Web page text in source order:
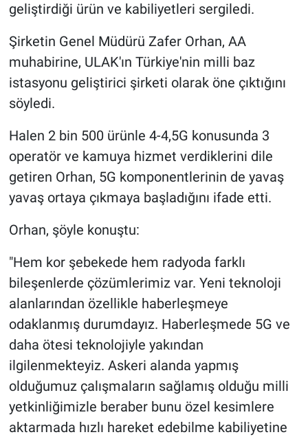
geliştirdiği ürün ve kabiliyetleri sergiledi.
Şirketin Genel Müdürü Zafer Orhan, AA
muhabirine, ULAK'ın Türkiye'nin milli baz
istasyonu geliştirici şirketi olarak öne çıktığını
söyledi.
Halen 2 bin 500 ürünle 4-4,5G konusunda 3
operatör ve kamuya hizmet verdiklerini dile
getiren Orhan, 5G komponentlerinin de yavaş
yavaş ortaya çıkmaya başladığını ifade etti.
Orhan, şöyle konuştu:
"Hem kor şebekede hem radyoda farklı
bileşenlerde çözümlerimiz var. Yeni teknoloji
alanlarından özellikle haberleşmeye
odaklanmış durumdayız. Haberleşmede 5G ve
daha ötesi teknolojiyle yakından
ilgilenmekteyiz. Askeri alanda yapmış
olduğumuz çalışmaların sağlamış olduğu milli
yetkinliğimizle beraber bunu özel kesimlere
aktarmada hızlı hareket edebilme kabiliyetine